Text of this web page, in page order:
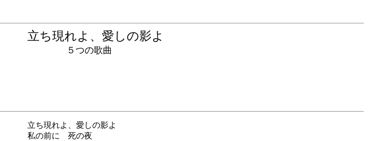
立ち現れよ、愛しの影よ
５つの歌曲
立ち現れよ、愛しの影よ
私の前に 死の夜